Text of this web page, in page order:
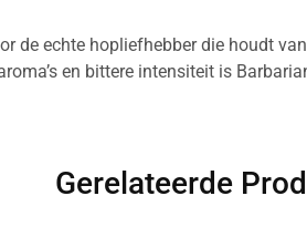
de echte hopliefhebber die houdt
en bittere intensiteit is
Gerelateerde